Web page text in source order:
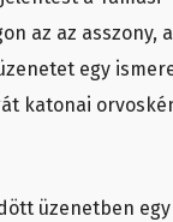
az az asszony,
egy
katonai
üzenetben